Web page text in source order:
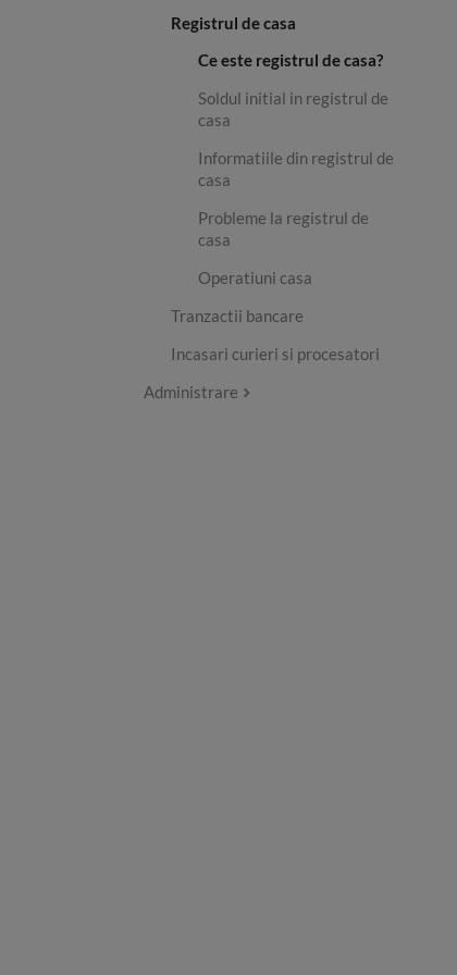
Registrul de casa
Ce este registrul de casa?
Soldul initial in registrul de
casa
Informatiile din registrul de
casa
Probleme la registrul de
casa
Operatiuni casa
Tranzactii bancare
Incasari curieri si procesatori
Administrare